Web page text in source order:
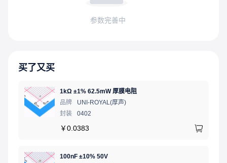
参数完善中
买了又买
1kΩ ±1% 62.5mW 厚膜电阻
品牌
UNI-ROYAL(厚声)
封装
0402
￥0.0383
100nF ±10% 50V